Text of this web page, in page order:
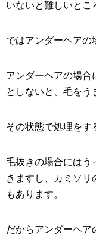
いないと難しいとこ
ではアンダーヘアの
アンダーヘアの場合
としないと、毛をう
その状態で処理をす
毛抜きの場合にはう
きますし、カミソ
もあります。
だからアンダーヘア